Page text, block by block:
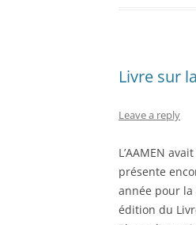
Livre sur
Leave a reply
L’AAMEN
présente
année pour la
édition du